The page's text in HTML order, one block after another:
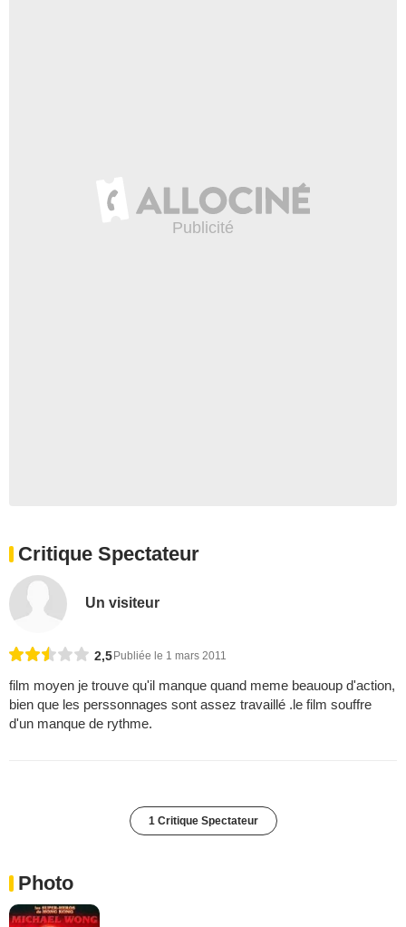
Critique Spectateur
Un visiteur
2,5 Publiée le 1 mars 2011
film moyen je trouve qu'il manque quand meme beauoup d'action,
bien que les perssonnages sont assez travaillé .le film souffre
d'un manque de rythme.
1 Critique Spectateur
Photo